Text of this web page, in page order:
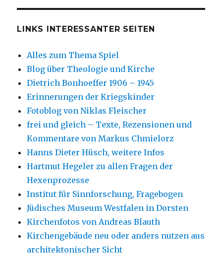
LINKS INTERESSANTER SEITEN
Alles zum Thema Spiel
Blog über Theologie und Kirche
Dietrich Bonhoeffer 1906 – 1945
Erinnerungen der Kriegskinder
Fotoblog von Niklas Fleischer
frei und gleich – Texte, Rezensionen und
Kommentare von Markus Chmielorz
Hanns Dieter Hüsch, weitere Infos
Hartmut Hegeler zu allen Fragen der
Hexenprozesse
Institut für Sinnforschung, Fragebogen
Jüdisches Museum Westfalen in Dorsten
Kirchenfotos von Andreas Blauth
Kirchengebäude neu oder anders nutzen aus
architektonischer Sicht